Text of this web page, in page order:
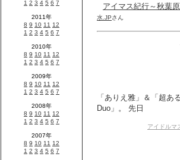
アイマス紀行～秋葉
水.JPさん
「ありえ雅」＆「超
Duo」。 先日
アイドルマ